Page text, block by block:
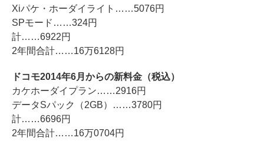
Xiパケ・ホーダイライト……5076円
SPモード……324円
計……6922円
2年間合計……16万6128円
ドコモ2014年6月からの新料金（税込）
カケホーダイプラン……2916円
データSパック（2GB）……3780円
計……6696円
2年間合計……16万0704円